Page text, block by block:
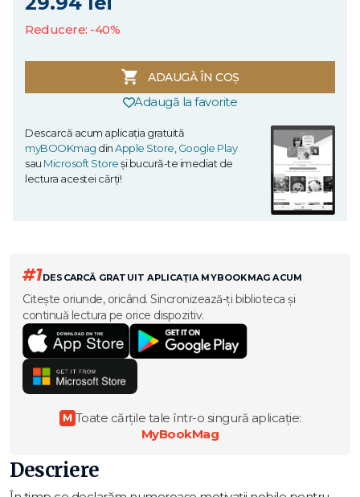
Reducere: -40%
ADAUGĂ ÎN COȘ
Adaugă la favorite
Descarcă acum aplicația gratuită
myBOOKmag dinApple Store Google Play
sau Microsoft Storeși bucură-te imediat de
lectura acestei cărți!
#1DESCARCĂ GRATUIT APLICAȚIA MYBOOKMAG ACUM
Citește oriunde, oricând. Sincronizează-ți biblioteca și
continuă lectura pe orice dispozitiv.
M Toate cărțile tale într-o singură aplicație:
MyBookMag
Descriere